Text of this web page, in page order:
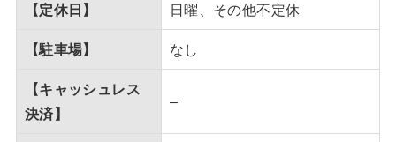
【定休日】 日曜、その他不定休
【駐車場】 なし
【キャッシュレス
決済】
–